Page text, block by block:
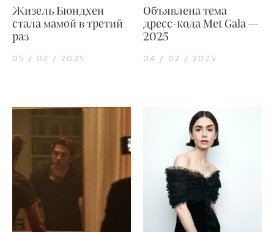
Жизель Бюндхен
стала мамой в третий
раз
05 / 02 / 2025
Объявлена тема
дресс-кода Met Gala —
2025
04 / 02 / 2025